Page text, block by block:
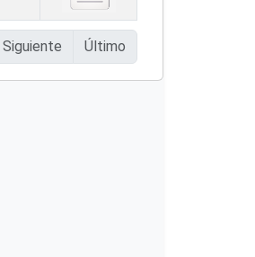
Siguiente Último